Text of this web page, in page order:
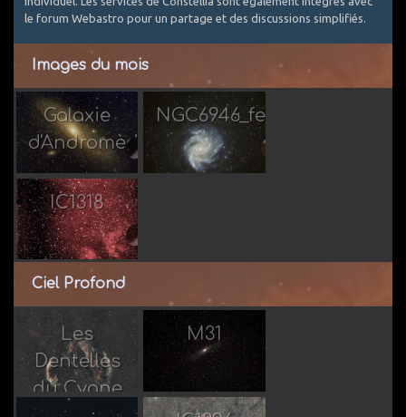
le forum Webastro pour un partage et des discussions simplifiés.
Images du mois
Galaxie
d'Andromède
Par Taorage
NGC6946_feu_artifice
IC1318
Ciel Profond
Les
Dentelles
du Cygne
Par
Astronono
M31